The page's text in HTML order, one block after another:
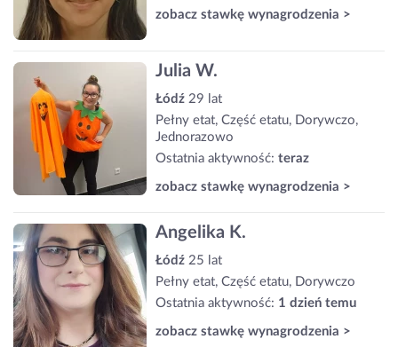
zobacz stawkę wynagrodzenia >
Julia W.
Łódź 29 lat
Pełny etat, Część etatu, Dorywczo,
Jednorazowo
Ostatnia aktywność: teraz
zobacz stawkę wynagrodzenia >
Angelika K.
Łódź 25 lat
Pełny etat, Część etatu, Dorywczo
Ostatnia aktywność: 1 dzień temu
zobacz stawkę wynagrodzenia >